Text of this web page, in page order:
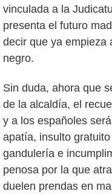
vinculada a la
presenta el futuro
decir que ya empieza
negro.
Sin duda, ahora que
de la alcaldía, el
y a los españoles
apatía, insulto
gandulería e
penosa por la que
duelen prendas en